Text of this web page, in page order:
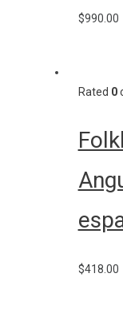
$990.00
Rated 0
$418.00